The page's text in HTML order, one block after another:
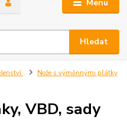
Menu
Hledat
Nože s výměnnými plátky
VBD, sady